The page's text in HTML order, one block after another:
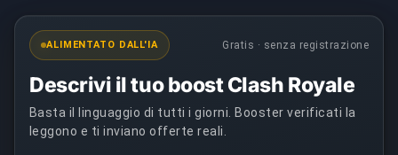
ALIMENTATO DALL'IA Gratis · senza registrazione
Descrivi il tuo boost Clash Royale
Basta il linguaggio di tutti i giorni. Booster verificati la
leggono e ti inviano offerte reali.